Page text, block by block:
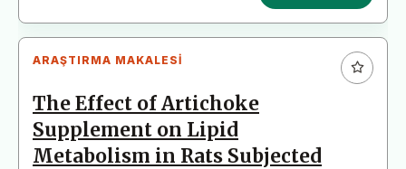
ARAŞTIRMA MAKALESI
The Effect of Artichoke
Supplement on Lipid
Metabolism in Rats Subjected